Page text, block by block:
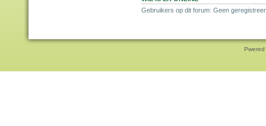
Gebruikers op dit forum: Geen